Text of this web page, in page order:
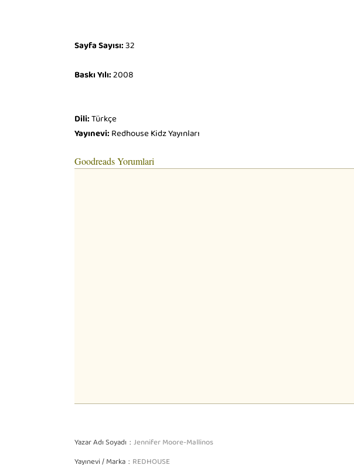
Sayfa Sayısı:32
Baskı Yılı:2008
Dili:Türkçe
Yayınevi:Redhouse Kidz Yayınları
Goodreads Yorumlari
Yazar Adı Soyadı Jennifer Moore-Mallinos